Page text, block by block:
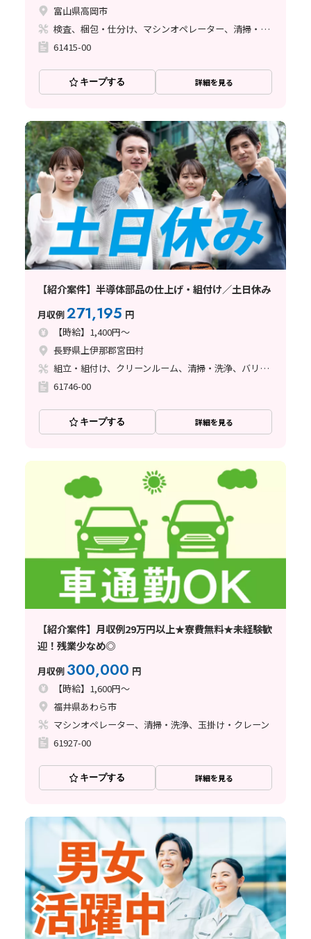
富山県高岡市
検査、梱包・仕分け、マシンオペレーター、清掃・洗浄、フォークリフト
61415-00
キープする 詳細を見る
【紹介案件】半導体部品の仕上げ・組付け／土日休み
月収例271,195 円
【時給】1,400円～
長野県上伊那郡宮田村
組立・組付け、クリーンルーム、清掃・洗浄、バリ取り
61746-00
キープする 詳細を見る
【紹介案件】月収例29万円以上★寮費無料★未経験歓
迎！残業少なめ◎
月収例 300,000 円
【時給】1,600円～
福井県あわら市
マシンオペレーター、清掃・洗浄、玉掛け・クレーン
61927-00
キープする 詳細を見る